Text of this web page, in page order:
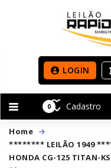
0 Cadastro
LOGIN
Home
******** LEILÃO 1949
HONDA CG-125 TITAN-